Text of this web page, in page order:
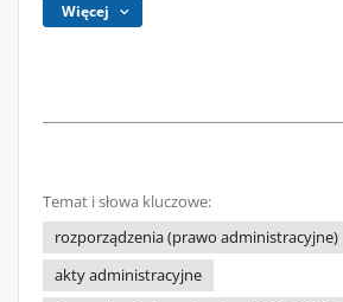
Więcej
Temat i słowa kluczowe:
rozporządzenia (prawo administracyjne)
akty administracyjne